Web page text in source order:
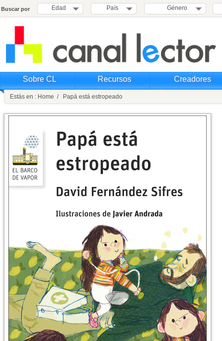
Buscar por Edad País Género
Sobre CL Recursos Creadores
Estás en : Home / Papá está estropeado